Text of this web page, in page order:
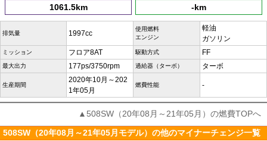
1061.5km -km
排気量 1997cc
使用燃料
エンジン
軽油
ガソリン
ミッション フロア8AT 駆動方式 FF
最大出力 177ps/3750rpm 過給器（ターボ） ターボ
生産期間
2020年10月～202
1年05月
燃費性能 -
▲508SW（20年08月～21年05月）の燃費TOPへ
508SW（20年08月～21年05月モデル）の他のマイナーチェンジ一覧